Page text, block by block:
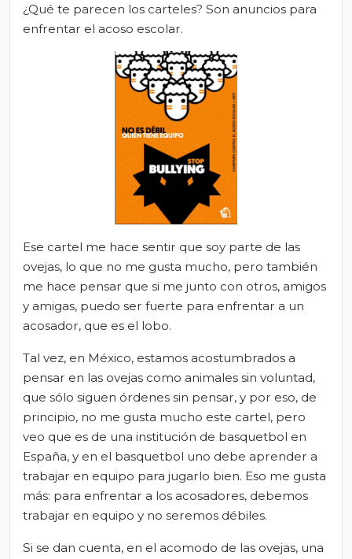
¿Qué te parecen los carteles? Son anuncios para
enfrentar el acoso escolar.
Ese cartel me hace sentir que soy parte de las
ovejas, lo que no me gusta mucho, pero también
me hace pensar que si me junto con otros, amigos
y amigas, puedo ser fuerte para enfrentar a un
acosador, que es el lobo.
Tal vez, en México, estamos acostumbrados a
pensar en las ovejas como animales sin voluntad,
que sólo siguen órdenes sin pensar, y por eso, de
principio, no me gusta mucho este cartel, pero
veo que es de una institución de basquetbol en
España, y en el basquetbol uno debe aprender a
trabajar en equipo para jugarlo bien. Eso me gusta
más: para enfrentar a los acosadores, debemos
trabajar en equipo y no seremos débiles.
Si se dan cuenta, en el acomodo de las ovejas, una